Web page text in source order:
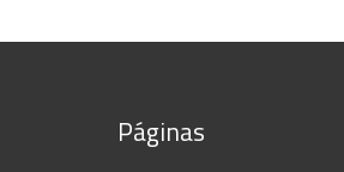
Páginas